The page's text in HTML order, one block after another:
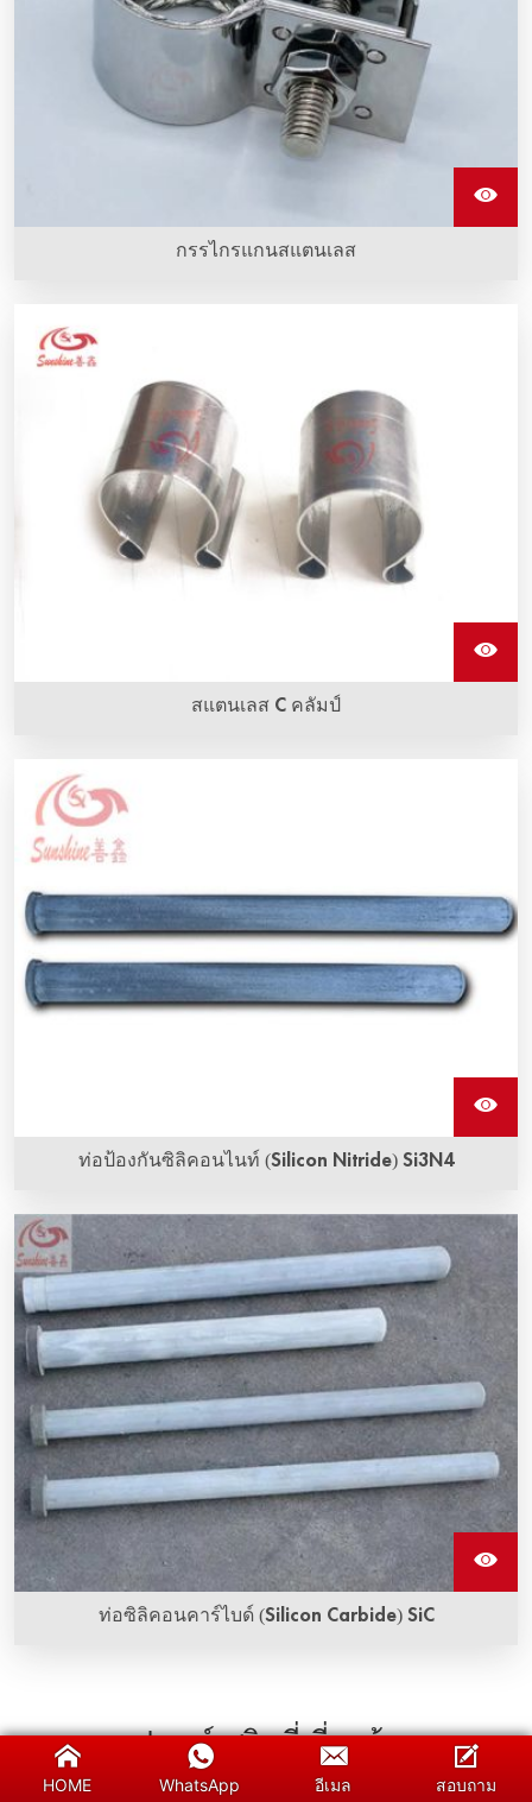
กรรไกรแกนสแตนเลส
สแตนเลส C คลัมป์
ท่อป้องกันซิลิคอนไนท์ (Silicon Nitride) Si3N4
ท่อซิลิคอนคาร์ไบด์ (Silicon Carbide) SiC
อย่างดี, การขยายตัวทางอุณหภูมิต่ำ, และความต้านทานต่อกรด
ใช้เพื่อป้องกันเซ็นเซอร์อุณหภูมิจากความเสียหายในสภาวะที่
ทับทิม โดยเฉพาะที่อุณหภูมิสูงและในอุณหภูมิที่ทำลาย
อุปกรณ์เสริมที่เกี่ยวข้อง
HOME WhatsApp อีเมล สอบถาม